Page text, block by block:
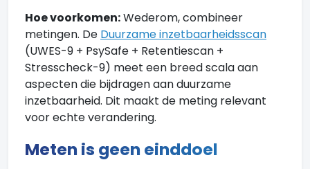
Hoe voorkomen:Wederom, combineer
metingen. De Duurzame inzetbaarheidsscan
(UWES-9 + PsySafe + Retentiescan +
Stresscheck-9) meet een breed scala aan
aspecten die bijdragen aan duurzame
inzetbaarheid. Dit maakt de meting relevant
voor echte verandering.
Meten is geen einddoel